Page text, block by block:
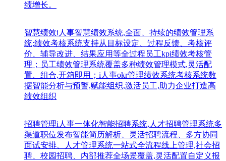
绩增长。
智慧绩效i人事智慧绩效系统,全面、持续的绩效管理系
统;绩效考核系统支持从目标设定、过程反馈、考核评
价、辅导改进、结果应用等全过程员工kpi绩效考核管
理；员工绩效管理系统覆盖多种绩效管理模式,灵活配
置、组合,开箱即用；i人事okr管理绩效系统考核系统数
据智能分析与预警,赋能组织,激活员工,助力企业打造高
绩效组织
招聘管理i人事一体化智能招聘系统,人才招聘管理系统多
渠道职位发布智能简历解析、灵活招聘流程、多方协同
面试安排、人才管理系统一站式全流程线上管理,社会招
聘、校园招聘、内部推荐全场景覆盖,灵活配置自定义报